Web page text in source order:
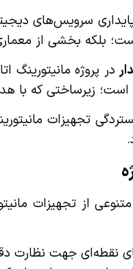
سرویس‌های
بلکه بخشی از
در پروژه مانیتورینگ
است؛ زیرساختی که با
از تجهیزات
نقطه‌ای جهت نظارت